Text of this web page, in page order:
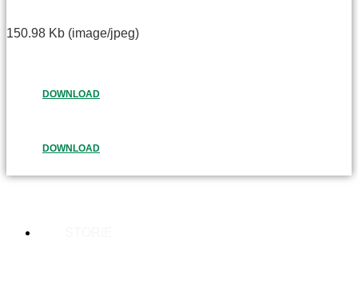
150.98 Kb (image/jpeg)
DOWNLOAD
DOWNLOAD